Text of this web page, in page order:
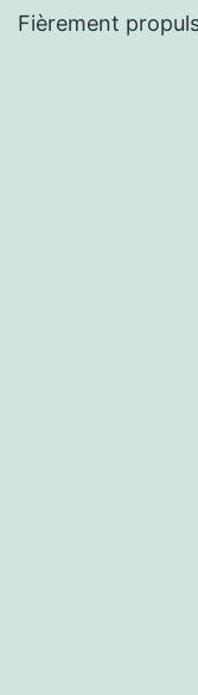
Fièrement